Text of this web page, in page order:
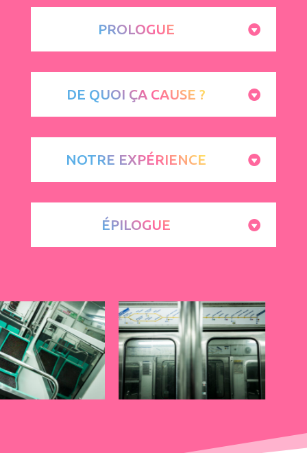
PROLOGUE
DE QUOI ÇA CAUSE ?
NOTRE EXPÉRIENCE
ÉPILOGUE